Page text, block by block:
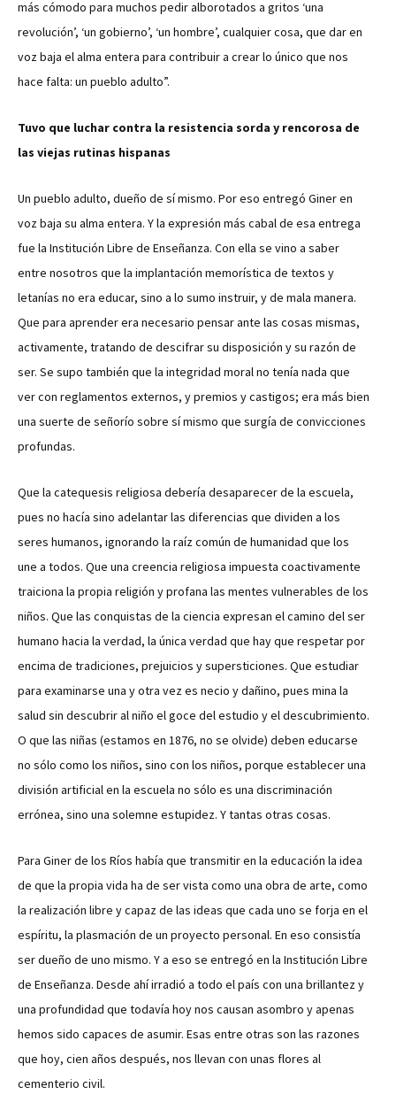
más cómodo para muchos pedir alborotados a gritos ‘una
revolución’, ‘un gobierno’, ‘un hombre’, cualquier cosa, que dar en
voz baja el alma entera para contribuir a crear lo único que nos
hace falta: un pueblo adulto”.
Tuvo que luchar contra la resistencia sorda y rencorosa de
las viejas rutinas hispanas
Un pueblo adulto, dueño de sí mismo. Por eso entregó Giner en
voz baja su alma entera. Y la expresión más cabal de esa entrega
fue la Institución Libre de Enseñanza. Con ella se vino a saber
entre nosotros que la implantación memorística de textos y
letanías no era educar, sino a lo sumo instruir, y de mala manera.
Que para aprender era necesario pensar ante las cosas mismas,
activamente, tratando de descifrar su disposición y su razón de
ser. Se supo también que la integridad moral no tenía nada que
ver con reglamentos externos, y premios y castigos; era más bien
una suerte de señorío sobre sí mismo que surgía de convicciones
profundas.
Que la catequesis religiosa debería desaparecer de la escuela,
pues no hacía sino adelantar las diferencias que dividen a los
seres humanos, ignorando la raíz común de humanidad que los
une a todos. Que una creencia religiosa impuesta coactivamente
traiciona la propia religión y profana las mentes vulnerables de los
niños. Que las conquistas de la ciencia expresan el camino del ser
humano hacia la verdad, la única verdad que hay que respetar por
encima de tradiciones, prejuicios y supersticiones. Que estudiar
para examinarse una y otra vez es necio y dañino, pues mina la
salud sin descubrir al niño el goce del estudio y el descubrimiento.
O que las niñas (estamos en 1876, no se olvide) deben educarse
no sólo como los niños, sino con los niños, porque establecer una
división artificial en la escuela no sólo es una discriminación
errónea, sino una solemne estupidez. Y tantas otras cosas.
Para Giner de los Ríos había que transmitir en la educación la idea
de que la propia vida ha de ser vista como una obra de arte, como
la realización libre y capaz de las ideas que cada uno se forja en el
espíritu, la plasmación de un proyecto personal. En eso consistía
ser dueño de uno mismo. Y a eso se entregó en la Institución Libre
de Enseñanza. Desde ahí irradió a todo el país con una brillantez y
una profundidad que todavía hoy nos causan asombro y apenas
hemos sido capaces de asumir. Esas entre otras son las razones
que hoy, cien años después, nos llevan con unas flores al
cementerio civil.